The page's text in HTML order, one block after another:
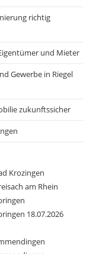
richtig
und Mieter
Gewerbe in Riegel
zukunftssicher
Krozingen
am Rhein
18.07.2026